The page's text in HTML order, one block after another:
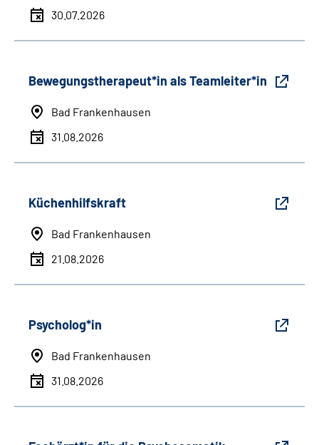
30.07.2026
Bewegungstherapeut*in als Teamleiter*in
Bad Frankenhausen
31.08.2026
Küchenhilfskraft
Bad Frankenhausen
21.08.2026
Psycholog*in
Bad Frankenhausen
31.08.2026